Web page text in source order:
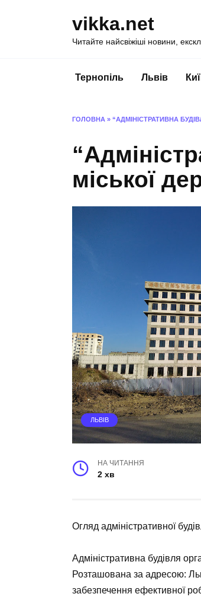
vikka.net
Читайте найсвіжіші новини,
Тернопіль Львів
ГОЛОВНА » “АДМІНІСТРАТИВНА
міської
ЛЬВІВ
НА ЧИТАННЯ
2 хв
Огляд адміністративної
Адміністративна будівля
Розташована за адресою:
забезпечення ефективної